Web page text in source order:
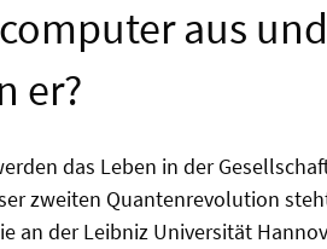
aus
er?
das Leben in der
zweiten Quantenrevolution
an der Leibniz Universität